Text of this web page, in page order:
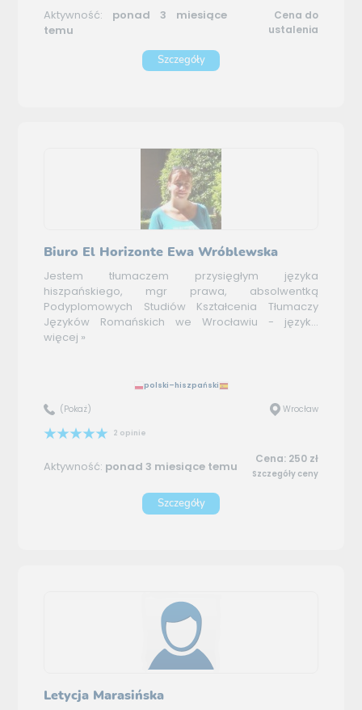
Aktywność: ponad 3 miesiące
temu
Cena do
ustalenia
Szczegóły
Biuro El Horizonte Ewa Wróblewska
Jestem tłumaczem przysięgłym języka
hiszpańskiego, mgr prawa, absolwentką
Podyplomowych Studiów Kształcenia Tłumaczy
Języków Romańskich we Wrocławiu - język...
więcej »
polski–hiszpański
(Pokaż) Wrocław
2 opinie
Aktywność: ponad 3 miesiące temu Cena: 250 zł
Szczegóły ceny
Szczegóły
Letycja Marasińska